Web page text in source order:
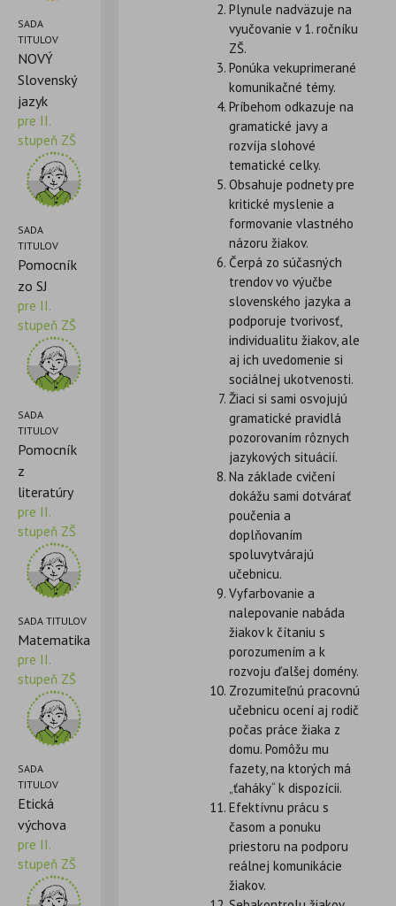
SADA
TITULOV
NOVÝ
Slovenský
jazyk
pre II.
stupeň ZŠ
SADA
TITULOV
Pomocník
zo SJ
pre II.
stupeň ZŠ
SADA
TITULOV
Pomocník
z
literatúry
pre II.
stupeň ZŠ
SADA TITULOV
Matematika
pre II.
stupeň ZŠ
SADA
TITULOV
Etická
výchova
pre II.
stupeň ZŠ
Plynule nadväzuje na
vyučovanie v 1. ročníku
ZŠ.
Ponúka vekuprimerané
komunikačné témy.
Príbehom odkazuje na
gramatické javy a
rozvíja slohové
tematické celky.
Obsahuje podnety pre
kritické myslenie a
formovanie vlastného
názoru žiakov.
Čerpá zo súčasných
trendov vo výučbe
slovenského jazyka a
podporuje tvorivosť,
individualitu žiakov, ale
aj ich uvedomenie si
sociálnej ukotvenosti.
Žiaci si sami osvojujú
gramatické pravidlá
pozorovaním rôznych
jazykových situácií.
Na základe cvičení
dokážu sami dotvárať
poučenia a
doplňovaním
spoluvytvárajú
učebnicu.
Vyfarbovanie a
nalepovanie nabáda
žiakov k čítaniu s
porozumením a k
rozvoju ďalšej domény.
Zrozumiteľnú pracovnú
učebnicu ocení aj rodič
počas práce žiaka z
domu. Pomôžu mu
fazety, na ktorých má
„ťaháky“ k dispozícii.
Efektívnu prácu s
časom a ponuku
priestoru na podporu
reálnej komunikácie
žiakov.